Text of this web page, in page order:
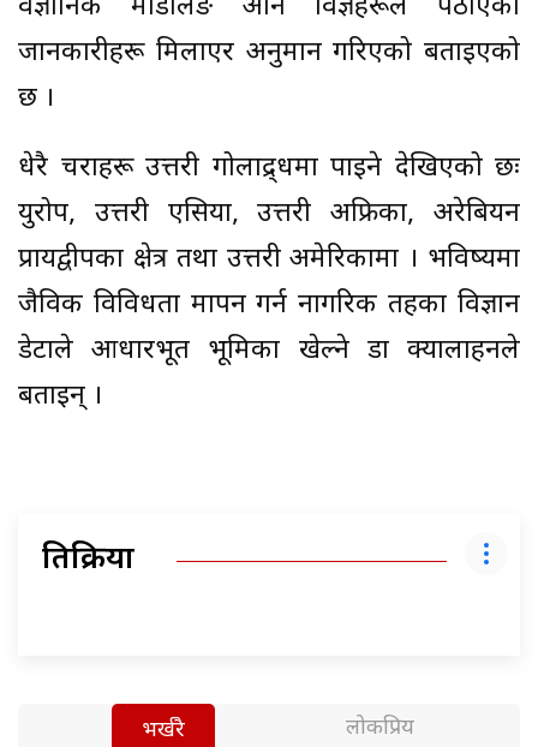
वैज्ञानिक मोडलिङ अनि विज्ञहरूले पठाएका
जानकारीहरू मिलाएर अनुमान गरिएको बताइएको
छ ।
धेरै चराहरू उत्तरी गोलाद्र्धमा पाइने देखिएको छः
युरोप, उत्तरी एसिया, उत्तरी अफ्रिका, अरेबियन
प्रायद्वीपका क्षेत्र तथा उत्तरी अमेरिकामा । भविष्यमा
जैविक विविधता मापन गर्न नागरिक तहका विज्ञान
डेटाले आधारभूत भूमिका खेल्ने डा क्यालाहनले
बताइन् ।
प्रतिक्रिया
भर्खरै लोकप्रिय